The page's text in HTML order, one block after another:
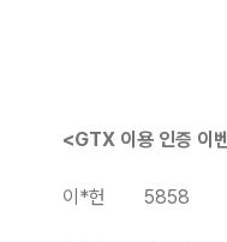
<GTX 이용 인증 이
이*헌 5858